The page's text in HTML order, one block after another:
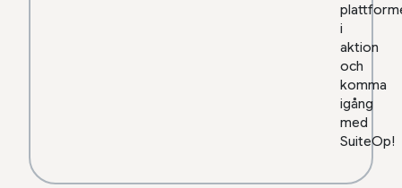
i
aktion
och
komma
igång
med
SuiteOp!